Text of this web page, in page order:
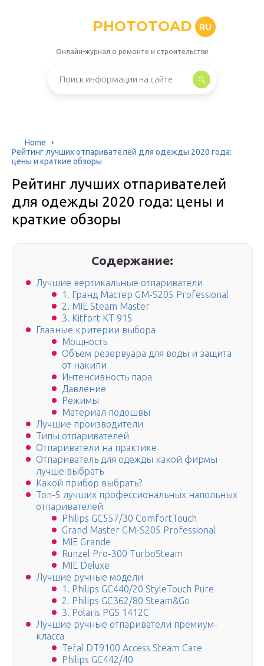
PHOTOTOAD RU
Онлайн-журнал о ремонте и строительстве
Home
Рейтинг лучших отпаривателей для одежды 2020 года:
цены и краткие обзоры
Рейтинг лучших отпаривателей
для одежды 2020 года: цены и
краткие обзоры
Содержание:
Лучшие вертикальные отпариватели
1. Гранд Мастер GM-S205 Professional
2. MIE Steam Master
3. Kitfort KT 915
Главные критерии выбора
Мощность
Объем резервуара для воды и защита
от накипи
Интенсивность пара
Давление
Режимы
Материал подошвы
Лучшие производители
Типы отпаривателей
Отпариватели на практике
Отпариватель для одежды какой фирмы
лучше выбрать
Какой прибор выбрать?
Топ-5 лучших профессиональных напольных
отпаривателей
Philips GC557/30 ComfortTouch
Grand Master GM-S205 Professional
MIE Grande
Runzel Pro-300 TurboSteam
MIE Deluxe
Лучшие ручные модели
1. Philips GC440/20 StуleTouch Pure
2. Philips GC362/80 Steam&Go
3. Polaris PGS 1412C
Лучшие ручные отпариватели премиум-
класса
Tefal DT9100 Access Steam Care
Philips GC442/40